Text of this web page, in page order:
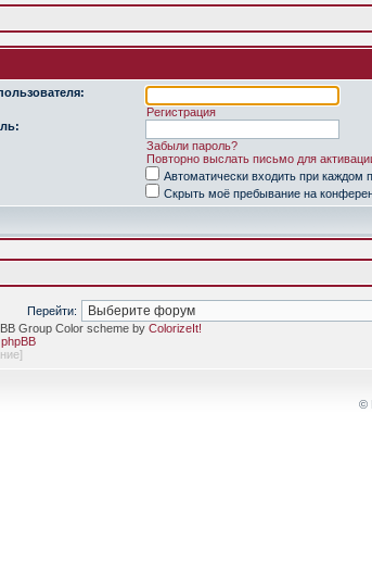
Регистрация
Забыли пароль?
Повторно выслать письмо для
Автоматически входить при каждом
Скрыть моё пребывание на
Перейти:
Group Color scheme by ColorizeIt!
]
©